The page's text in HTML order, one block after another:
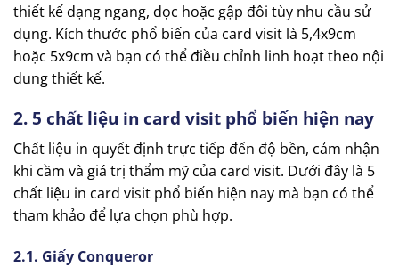
thiết kế dạng ngang, dọc hoặc gập đôi tùy nhu cầu sử
dụng. Kích thước phổ biến của card visit là 5,4x9cm
hoặc 5x9cm và bạn có thể điều chỉnh linh hoạt theo nội
dung thiết kế.
2. 5 chất liệu in card visit phổ biến hiện nay
Chất liệu in quyết định trực tiếp đến độ bền, cảm nhận
khi cầm và giá trị thẩm mỹ của card visit. Dưới đây là 5
chất liệu in card visit phổ biến hiện nay mà bạn có thể
tham khảo để lựa chọn phù hợp.
2.1. Giấy Conqueror